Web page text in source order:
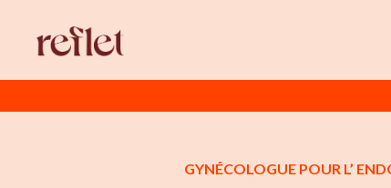
GYNÉCOLOGUE POUR L’